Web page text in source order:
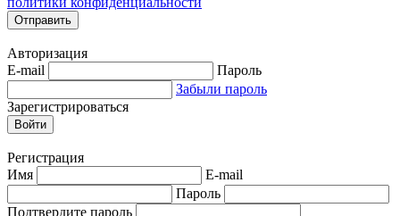
Отправить
Авторизация
E-mail
Пароль
Забыли пароль
Зарегистрироваться
Войти
Регистрация
Имя
E-mail
Пароль
Подтвердите пароль